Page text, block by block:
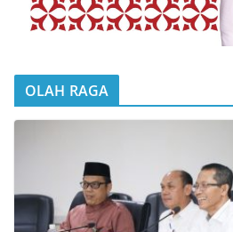
OLAH RAGA